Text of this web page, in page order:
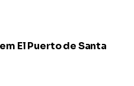
El Puerto de Santa